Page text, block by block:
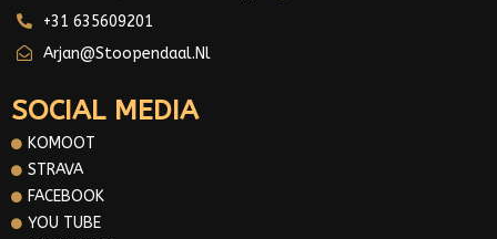
+31 635609201
Arjan@stoopendaal.nl
SOCIAL MEDIA
KOMOOT
STRAVA
FACEBOOK
YOU TUBE